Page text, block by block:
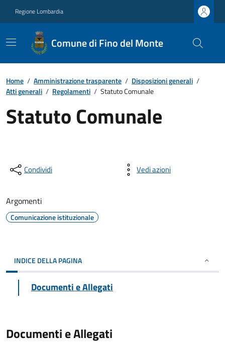
Regione Lombardia
Comune di Fino del Monte
Home / Amministrazione trasparente / Disposizioni generali /
Atti generali / Regolamenti / Statuto Comunale
Statuto Comunale
Condividi Vedi azioni
Argomenti
Comunicazione istituzionale
INDICE DELLA PAGINA
Documenti e Allegati
Documenti e Allegati